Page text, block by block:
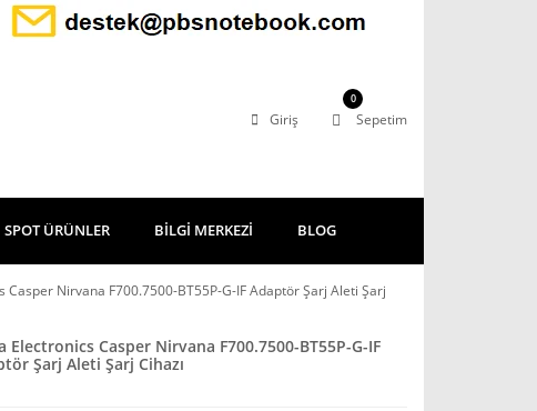
Giriş Sepetim
0
SPOT ÜRÜNLER BİLGİ MERKEZİ BLOG
Casper Nirvana F700.7500-BT55P-G-IF Adaptör Şarj Aleti Şarj
Electronics Casper Nirvana F700.7500-BT55P-G-IF
Şarj Aleti Şarj Cihazı